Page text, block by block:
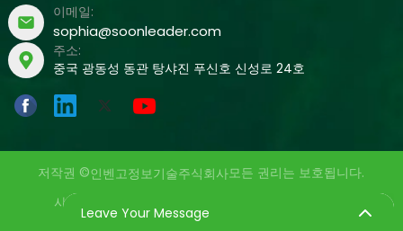
이메일:
sophia@soonleader.com
주소:
중국 광동성 동관 탕샤진 푸신호 신성로 24호
저작권 ©인벤고정보기술주식회사모든 권리는 보호됩니다.
사이트맵
Leave Your Message